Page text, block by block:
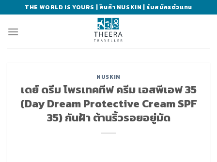
to
content
THE WORLD IS YOURS | สินค้า NUSKIN | รับสมัครตัวแทน
NUSKIN
เดย์ ดรีม โพรเทคทีฟ ครีม เอสพีเอฟ 35
(Day Dream Protective Cream SPF
35) กันฝ้า ต้านริ้วรอยอยู่มัด